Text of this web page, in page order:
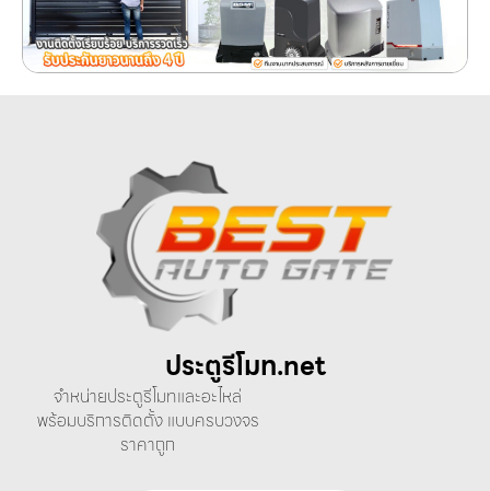
ประตูรีโมท.net
จำหน่ายประตูรีโมทและอะไหล่
พร้อมบริการติดตั้ง แบบครบวงจร
ราคาถูก